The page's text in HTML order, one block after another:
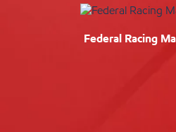
Federal Racing